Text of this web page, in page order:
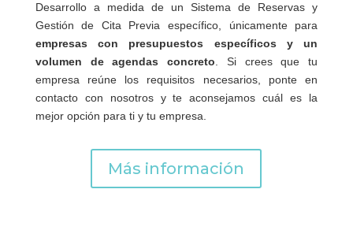
Desarrollo a medida de un Sistema de Reservas y
Gestión de Cita Previa específico, únicamente para
empresas con presupuestos específicos y un
volumen de agendas concreto . Si crees que tu
empresa reúne los requisitos necesarios, ponte en
contacto con nosotros y te aconsejamos cuál es la
mejor opción para ti y tu empresa.
Más información